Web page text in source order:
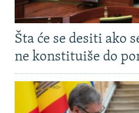
Šta će se desiti ako
ne konstituiše do